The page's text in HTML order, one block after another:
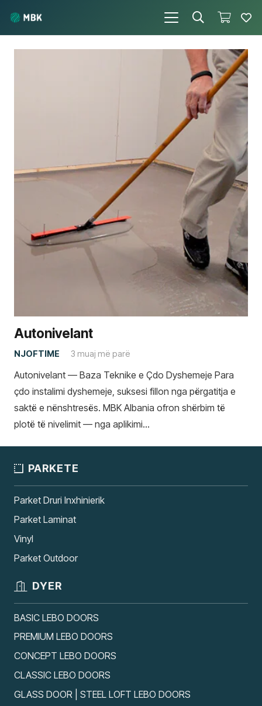
Autonivelant
NJOFTIME 3 muaj më parë
Autonivelant — Baza Teknike e Çdo Dyshemeje Para
çdo instalimi dyshemeje, suksesi fillon nga përgatitja e
saktë e nënshtresës. MBK Albania ofron shërbim të
plotë të nivelimit — nga aplikimi…
PARKETE
Parket Druri Inxhinierik
Parket Laminat
Vinyl
Parket Outdoor
DYER
BASIC LEBO DOORS
PREMIUM LEBO DOORS
CONCEPT LEBO DOORS
CLASSIC LEBO DOORS
GLASS DOOR | STEEL LOFT LEBO DOORS